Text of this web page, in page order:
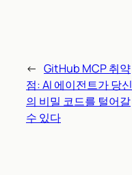
← GitHub MCP 취약
점: AI 에이전트가 당신
의 비밀 코드를 털어갈
수 있다